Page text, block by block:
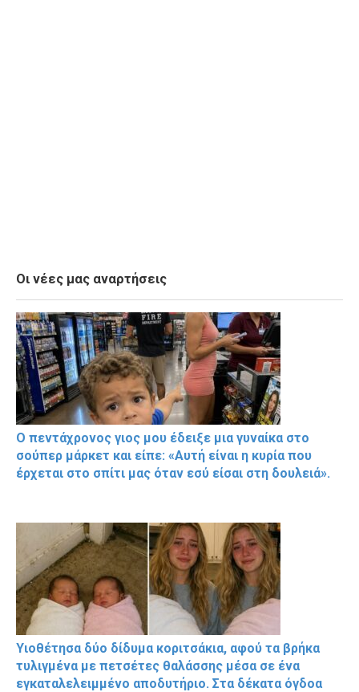
Οι νέες μας αναρτήσεις
Ο πεντάχρονος γιος μου έδειξε μια γυναίκα στο
σούπερ μάρκετ και είπε: «Αυτή είναι η κυρία που
έρχεται στο σπίτι μας όταν εσύ είσαι στη δουλειά».
Υιοθέτησα δύο δίδυμα κοριτσάκια, αφού τα βρήκα
τυλιγμένα με πετσέτες θαλάσσης μέσα σε ένα
εγκαταλελειμμένο αποδυτήριο. Στα δέκατα όγδοα